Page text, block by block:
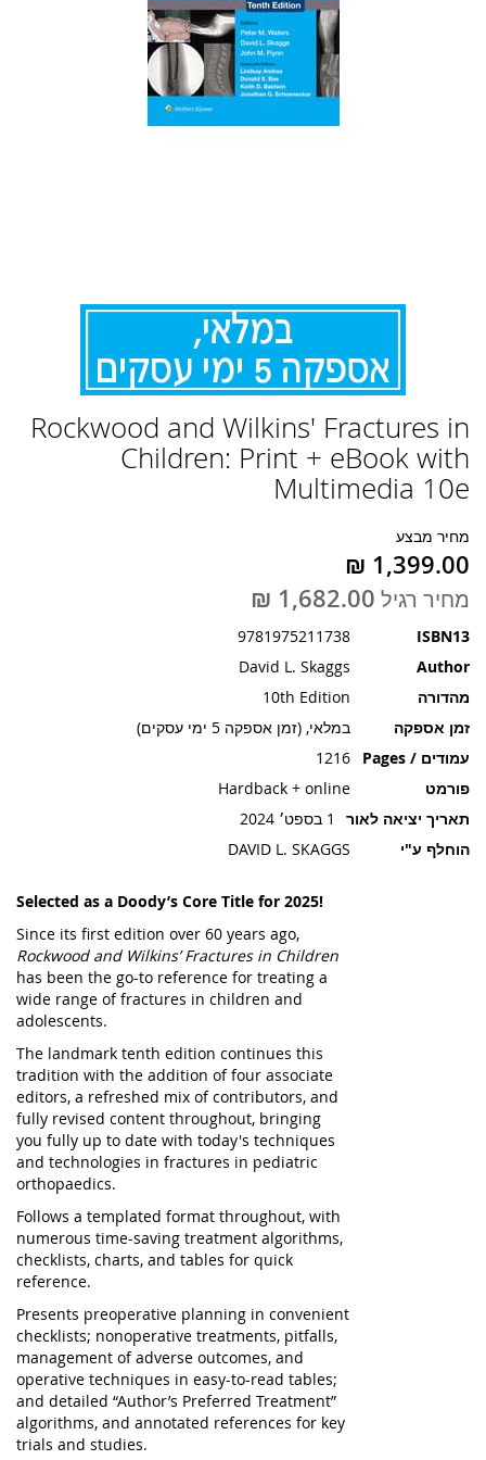
Rockwood and Wilkins' Fractures in
Children: Print + eBook with
Multimedia 10e
מחיר מבצע
מחיר רגיל
ISBN13
9781975211738
Author
David L. Skaggs
מהדורה
10th Edition
זמן אספקה
במלאי, (זמן אספקה 5 ימי עסקים)
עמודים / Pages
1216
פורמט
Hardback + online
תאריך יציאה לאור
1 בספט׳ 2024
הוחלף ע"י
DAVID L. SKAGGS
Selected as a Doody’s Core Title for 2025!
Since its first edition over 60 years ago,
Rockwood and Wilkins’ Fractures in Children
has been the go-to reference for treating a
wide range of fractures in children and
adolescents.
The landmark tenth edition continues this
tradition with the addition of four associate
editors, a refreshed mix of contributors, and
fully revised content throughout, bringing
you fully up to date with today's techniques
and technologies in fractures in pediatric
orthopaedics.
Follows a templated format throughout, with
numerous time-saving treatment algorithms,
checklists, charts, and tables for quick
reference.
Presents preoperative planning in convenient
checklists; nonoperative treatments, pitfalls,
management of adverse outcomes, and
operative techniques in easy-to-read tables;
and detailed “Author’s Preferred Treatment”
algorithms, and annotated references for key
trials and studies.
להתחלה
של
גלריית
תמונות